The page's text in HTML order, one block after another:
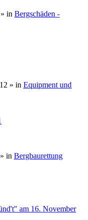
» in Bergschäden -
» in Equipment und
» in Bergbaurettung
am 16. November